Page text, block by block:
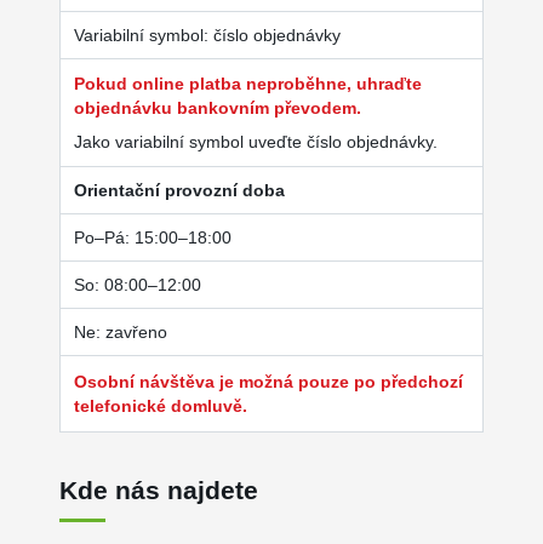
Variabilní symbol: číslo objednávky
Pokud online platba neproběhne, uhraďte
objednávku bankovním převodem.
Jako variabilní symbol uveďte číslo objednávky.
Orientační provozní doba
Po–Pá: 15:00–18:00
So: 08:00–12:00
Ne: zavřeno
Osobní návštěva je možná pouze po předchozí
telefonické domluvě.
Kde nás najdete